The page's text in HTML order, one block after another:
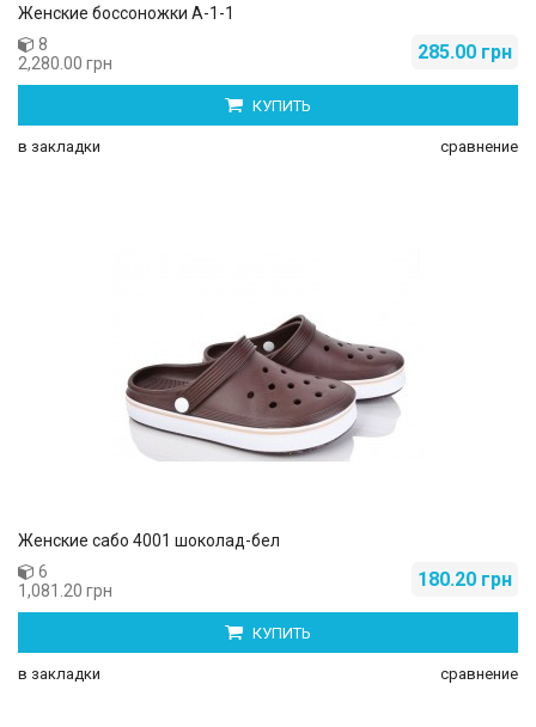
Женские боссоножки А-1-1
285.00 грн
8
2,280.00 грн
КУПИТЬ
в закладки сравнение
Женские сабо 4001 шоколад-бел
180.20 грн
6
1,081.20 грн
КУПИТЬ
в закладки сравнение